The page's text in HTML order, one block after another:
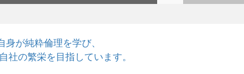
身が純粋倫理を学び、
自社の繁栄を目指しています。